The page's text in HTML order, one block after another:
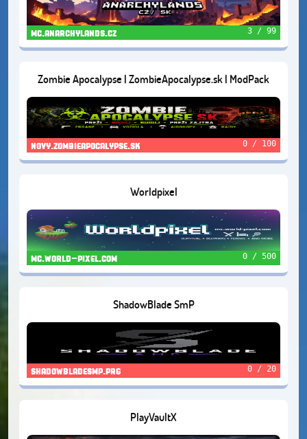
mc.anarchylands.cz 3 / 99
Zombie Apocalypse | ZombieApocalypse.sk | ModPack
1.20.1.
novy.zombieapocalypse.sk 0 / 100
Worldpixel
mc.world-pixel.com 0 / 500
ShadowBlade SmP
shadowbladesmp.prg 0 / 20
PlayVaultX